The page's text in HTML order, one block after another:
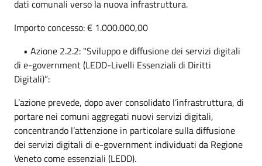
dati comunali verso la nuova infrastruttura.
Importo concesso: € 1.000.000,00
• Azione 2.2.2: "Sviluppo e diffusione dei servizi digitali
di e-government (LEDD-Livelli Essenziali di Diritti
Digitali)”:
L’azione prevede, dopo aver consolidato l’infrastruttura, di
portare nei comuni aggregati nuovi servizi digitali,
concentrando l’attenzione in particolare sulla diffusione
dei servizi digitali di e-government individuati da Regione
Veneto come essenziali (LEDD).